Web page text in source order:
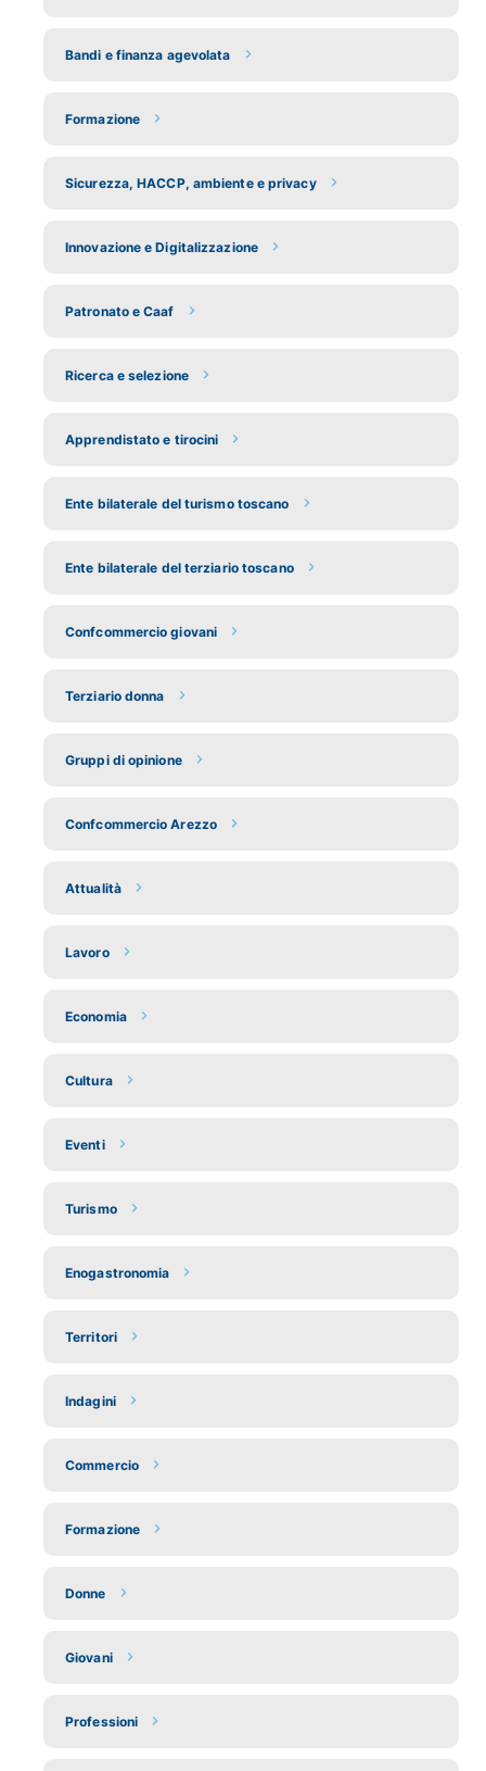
Bandi e finanza agevolata
Formazione
Sicurezza, HACCP, ambiente e privacy
Innovazione e Digitalizzazione
Patronato e Caaf
Ricerca e selezione
Apprendistato e tirocini
Ente bilaterale del turismo toscano
Ente bilaterale del terziario toscano
Confcommercio giovani
Terziario donna
Gruppi di opinione
Confcommercio Arezzo
Attualità
Lavoro
Economia
Cultura
Eventi
Turismo
Enogastronomia
Territori
Indagini
Commercio
Formazione
Donne
Giovani
Professioni